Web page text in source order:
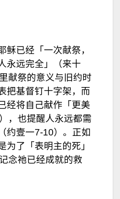
稣已经「一次献祭，
永远完全」（来十
献祭的意义与旧约时
把基督钉十字架，而
经将自己献作「更美
，也提醒人永远都需
约壹一7-10）。正如
为了「表明主的死」
念祂已经成就的救